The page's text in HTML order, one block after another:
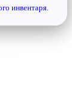
инвентаря.